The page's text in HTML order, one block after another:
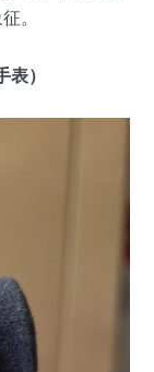
。
）